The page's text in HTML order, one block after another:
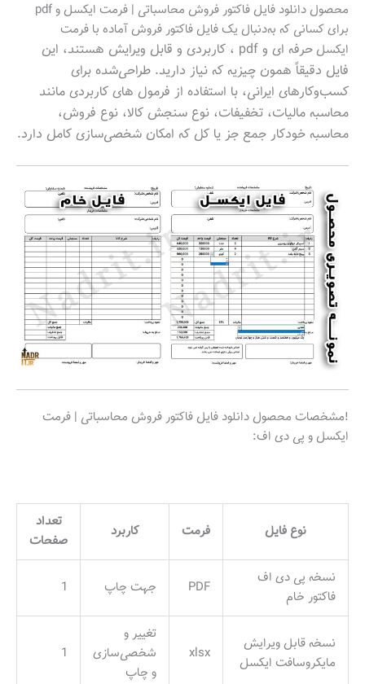
محصول دانلود فایل فاکتور فروش محاسباتی | فرمت ایکسل و pdf
برای کسانی که به‌دنبال یک فایل فاکتور فروش آماده با فرمت
ایکسلحرفه ای
و pdf ، کاربردی و قابل ویرایش هستند، این
فایل دقیقاً همون چیزیه که نیاز دارید. طراحی‌شده برای
کسب‌وکارهای ایرانی، با استفاده از فرمول های کاربردی مانند
محاسبه مالیات، تخفیفات، نوع سنجش کالا، نوع فروش،
محاسبه خودکار جمع جز یا کل که امکان شخصی‌سازی کامل دارد.
!مشخصات محصول دانلود فایل فاکتور فروش محاسباتی | فرمت
ایکسل و پی دی اف:
نوع فایل فرمت کاربرد
تعداد
صفحات
نسخه پی دی اف
فاکتور خام
PDF جهت چاپ 1
نسخه قابل ویرایش
مایکروسافت ایکسل
xlsx
تغییر و
شخصی‌سازی
و چاپ
1